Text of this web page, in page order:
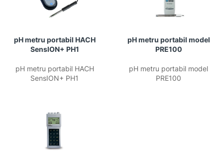
pH metru portabil HACH
SensION+ PH1
pH metru portabil HACH
SensION+ PH1
pH metru portabil model
PRE100
pH metru portabil model
PRE100